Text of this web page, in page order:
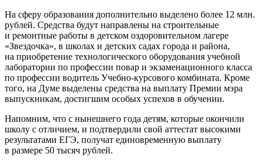
На сферу образования дополнительно выделено более 12 млн.
рублей. Средства будут направлены на строительные
и ремонтные работы в детском оздоровительном лагере
«Звездочка», в школах и детских садах города и района,
на приобретение технологического оборудования учебной
лаборатории по профессии повар и экзаменационного класса
по профессии водитель Учебно-курсового комбината. Кроме
того, на Думе выделены средства на выплату Премии мэра
выпускникам, достигшим особых успехов в обучении.
Напомним, что с нынешнего года детям, которые окончили
школу с отличием, и подтвердили свой аттестат высокими
результатами ЕГЭ, получат единовременную выплату
в размере 50 тысяч рублей.